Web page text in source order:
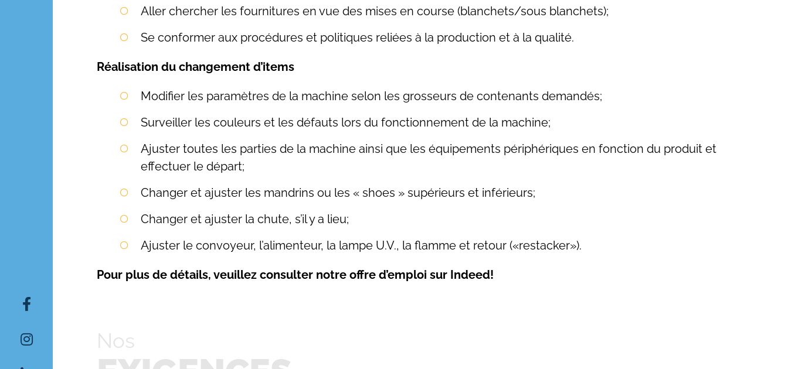
Aller chercher les fournitures en vue des mises en course (blanchets/sous blanchets);
Se conformer aux procédures et politiques reliées à la production et à la qualité.
Réalisation du changement d’items
Modifier les paramètres de la machine selon les grosseurs de contenants demandés;
Surveiller les couleurs et les défauts lors du fonctionnement de la machine;
Ajuster toutes les parties de la machine ainsi que les équipements périphériques en fonction du produit et
effectuer le départ;
Changer et ajuster les mandrins ou les « shoes » supérieurs et inférieurs;
Changer et ajuster la chute, s’il y a lieu;
Ajuster le convoyeur, l’alimenteur, la lampe U.V., la flamme et retour («restacker»).
Pour plus de détails, veuillez consulter notre offre d’emploi sur Indeed!
Nos